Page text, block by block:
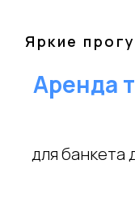
Яркие
Аренда
для банкета